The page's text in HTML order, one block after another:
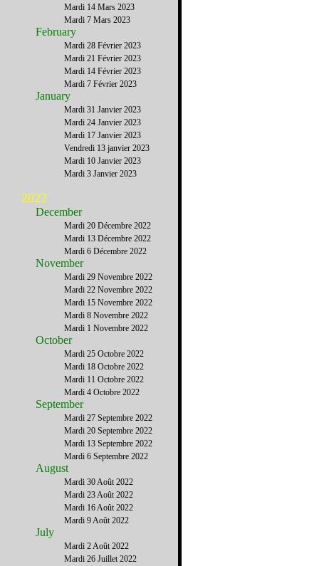
Mardi 14 Mars 2023
Mardi 7 Mars 2023
February
Mardi 28 Février 2023
Mardi 21 Février 2023
Mardi 14 Février 2023
Mardi 7 Février 2023
January
Mardi 31 Janvier 2023
Mardi 24 Janvier 2023
Mardi 17 Janvier 2023
Vendredi 13 janvier 2023
Mardi 10 Janvier 2023
Mardi 3 Janvier 2023
2022
December
Mardi 20 Décembre 2022
Mardi 13 Décembre 2022
Mardi 6 Décembre 2022
November
Mardi 29 Novembre 2022
Mardi 22 Novembre 2022
Mardi 15 Novembre 2022
Mardi 8 Novembre 2022
Mardi 1 Novembre 2022
October
Mardi 25 Octobre 2022
Mardi 18 Octobre 2022
Mardi 11 Octobre 2022
Mardi 4 Octobre 2022
September
Mardi 27 Septembre 2022
Mardi 20 Septembre 2022
Mardi 13 Septembre 2022
Mardi 6 Septembre 2022
August
Mardi 30 Août 2022
Mardi 23 Août 2022
Mardi 16 Août 2022
Mardi 9 Août 2022
July
Mardi 2 Août 2022
Mardi 26 Juillet 2022